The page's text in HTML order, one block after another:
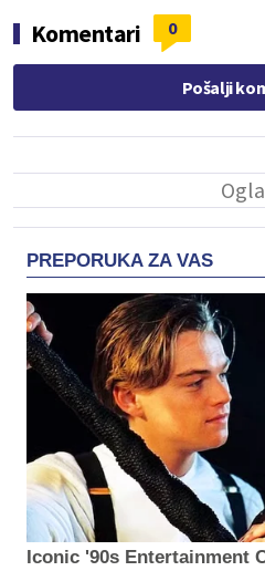
Komentari 0
Pošalji
PREPORUKA ZA VAS
Iconic '90s Entertainment